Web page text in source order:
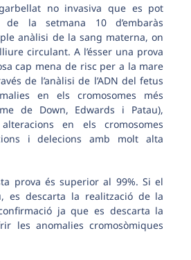
no invasiva que es pot
la setmana 10 d’embaràs
anàlisi de la sang materna, on
circulant. A l’ésser una prova
cap mena de risc per a la mare
de l’anàlisi de l’ADN del fetus
en els cromosomes més
de Down, Edwards i Patau),
en els cromosomes
i delecions amb molt alta
prova és superior al 99%. Si el
es descarta la realització de la
ja que es descarta la
les anomalies cromosòmiques